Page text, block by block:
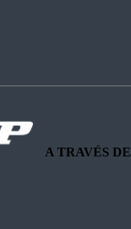
A TRAVÉS DE